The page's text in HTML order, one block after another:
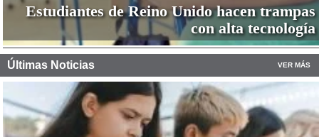
Estudiantes de Reino Unido hacen trampas
con alta tecnología
Últimas Noticias VER MÁS